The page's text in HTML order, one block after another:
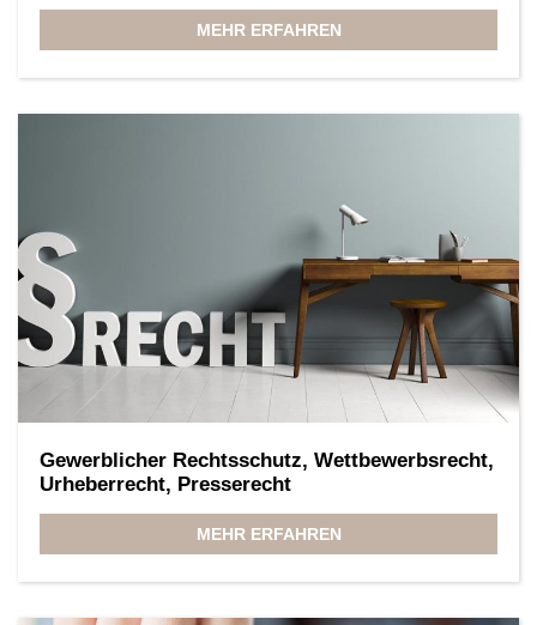
MEHR ERFAHREN
Gewerblicher Rechtsschutz, Wettbewerbsrecht,
Urheberrecht, Presserecht
MEHR ERFAHREN